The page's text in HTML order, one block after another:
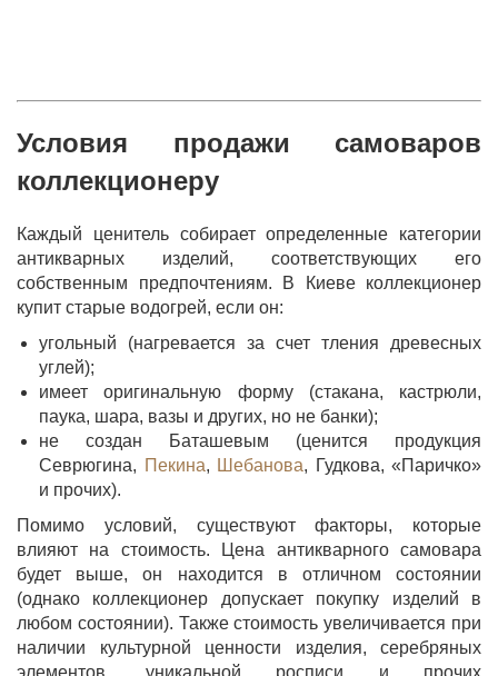
Условия продажи самоваров
коллекционеру
Каждый ценитель собирает определенные категории
антикварных изделий, соответствующих его
собственным предпочтениям. В Киеве коллекционер
купит старые водогрей, если он:
угольный (нагревается за счет тления древесных
углей);
имеет оригинальную форму (стакана, кастрюли,
паука, шара, вазы и других, но не банки);
не создан Баташевым (ценится продукция
Севрюгина, Пекина, Шебанова, Гудкова, «Паричко»
и прочих).
Помимо условий, существуют факторы, которые
влияют на стоимость. Цена антикварного самовара
будет выше, он находится в отличном состоянии
(однако коллекционер допускает покупку изделий в
любом состоянии). Также стоимость увеличивается при
наличии культурной ценности изделия, серебряных
элементов, уникальной росписи и прочих